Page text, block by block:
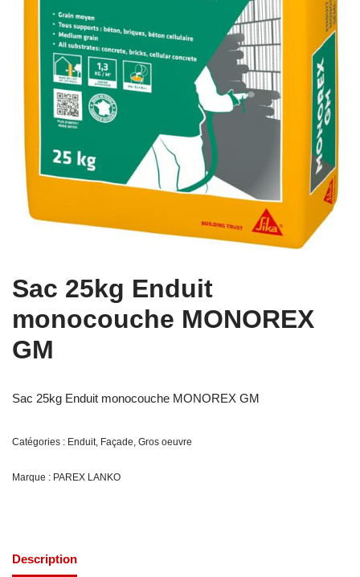
Sac 25kg Enduit
monocouche MONOREX
GM
Sac 25kg Enduit monocouche MONOREX GM
Catégories : Enduit, Façade, Gros oeuvre
Marque : PAREX LANKO
Description